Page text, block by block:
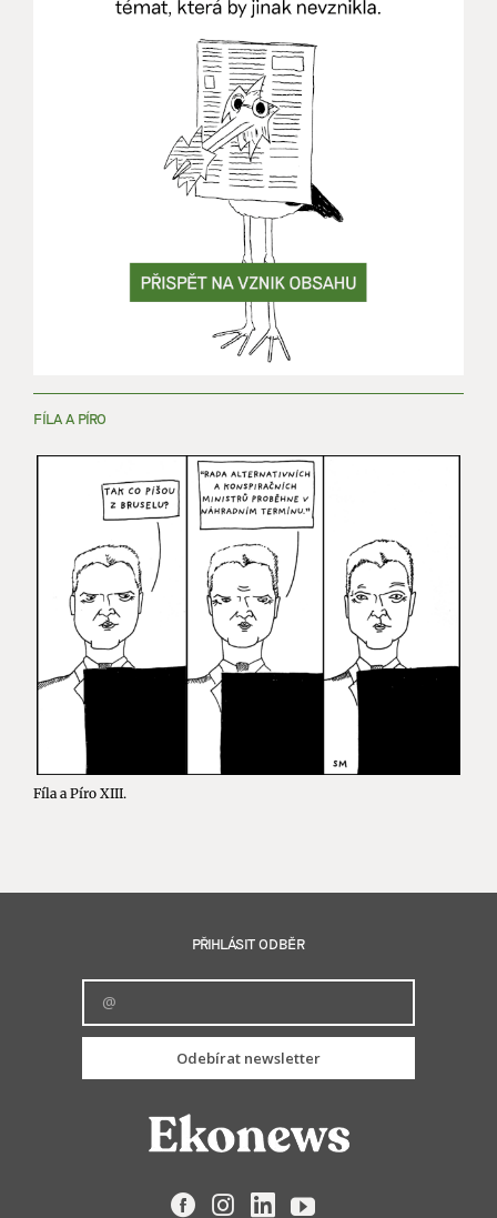
FÍLA A PÍRO
Fíla a Píro XIII.
PŘIHLÁSIT ODBĚR
Odebírat newsletter
FacebookInstagramLinkedIn
YouTube